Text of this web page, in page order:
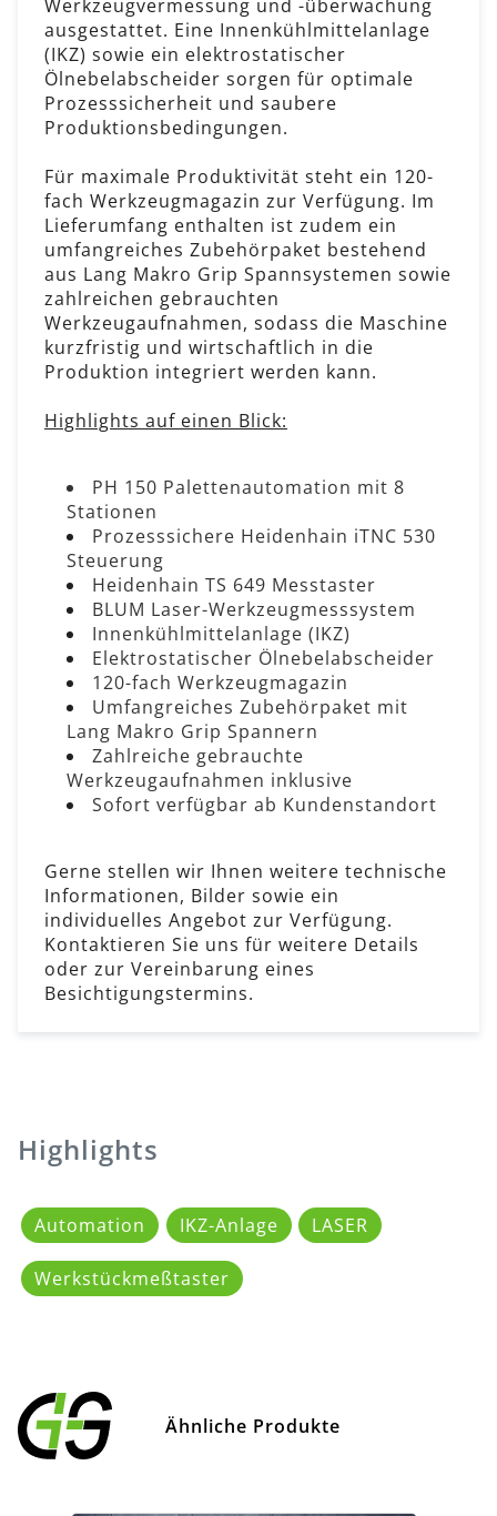
Werkzeugvermessung und -überwachung
ausgestattet. Eine Innenkühlmittelanlage
(IKZ) sowie ein elektrostatischer
Ölnebelabscheider sorgen für optimale
Prozesssicherheit und saubere
Produktionsbedingungen.
Für maximale Produktivität steht ein 120-
fach Werkzeugmagazin zur Verfügung. Im
Lieferumfang enthalten ist zudem ein
umfangreiches Zubehörpaket bestehend
aus Lang Makro Grip Spannsystemen sowie
zahlreichen gebrauchten
Werkzeugaufnahmen, sodass die Maschine
kurzfristig und wirtschaftlich in die
Produktion integriert werden kann.
Highlights auf einen Blick:
PH 150 Palettenautomation mit 8
Stationen
Prozesssichere Heidenhain iTNC 530
Steuerung
Heidenhain TS 649 Messtaster
BLUM Laser-Werkzeugmesssystem
Innenkühlmittelanlage (IKZ)
Elektrostatischer Ölnebelabscheider
120-fach Werkzeugmagazin
Umfangreiches Zubehörpaket mit
Lang Makro Grip Spannern
Zahlreiche gebrauchte
Werkzeugaufnahmen inklusive
Sofort verfügbar ab Kundenstandort
Gerne stellen wir Ihnen weitere technische
Informationen, Bilder sowie ein
individuelles Angebot zur Verfügung.
Kontaktieren Sie uns für weitere Details
oder zur Vereinbarung eines
Besichtigungstermins.
Highlights
Automation IKZ-Anlage LASER
Werkstückmeßtaster
Ähnliche Produkte